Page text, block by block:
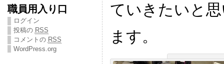
職員用入り口
ログイン
投稿の RSS
コメントの RSS
WordPress.org
ていきたいと
ます。